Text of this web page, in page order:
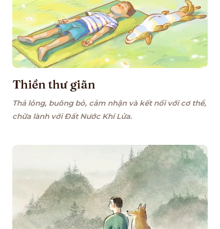
Thiền thư giãn
Thả lỏng, buông bỏ, cảm nhận và kết nối với cơ thể,
chữa lành với Đất Nước Khí Lửa.